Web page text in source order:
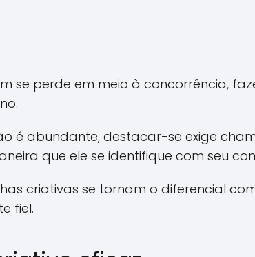
se perde em meio à concorrência,
é abundante, destacar-se exige
que ele se identifique com seu
criativas se tornam o diferencial
fiel.